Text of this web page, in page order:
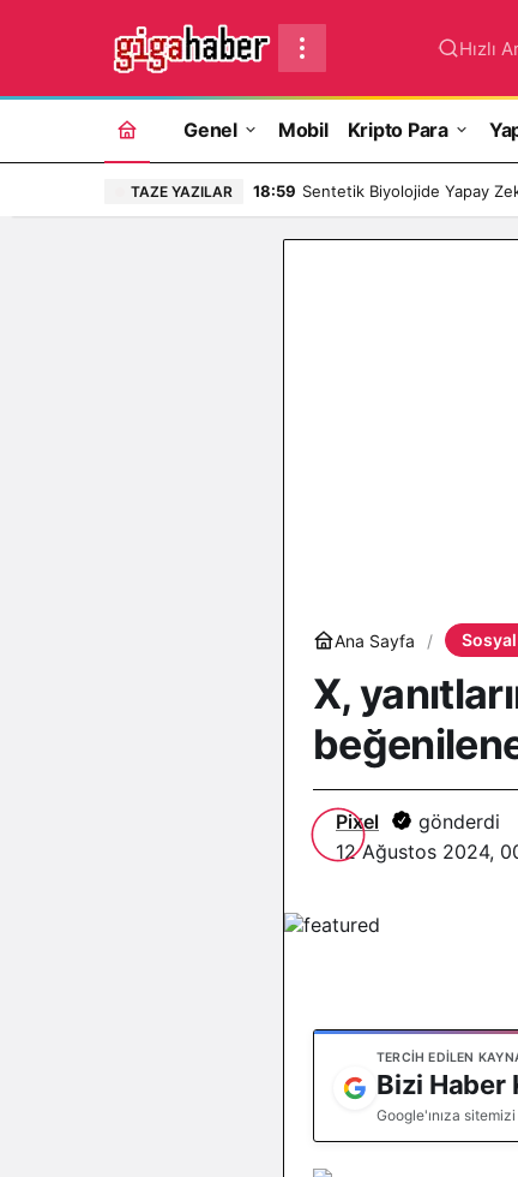
Hızlı
Genel Mobil Kripto Para
TAZE YAZILAR 18:59 Sentetik Biyolojide Yapay
Ana Sayfa
X,
Pixel
gönderdi
12 Ağustos 2024,
TERCIH EDILEN
Bizi Haber
Google'ınıza